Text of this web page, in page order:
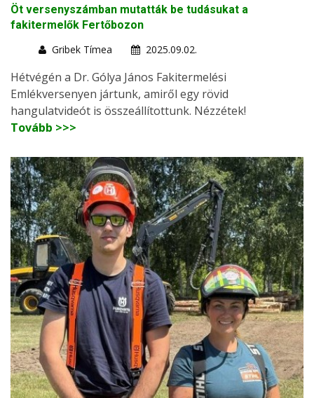
Öt versenyszámban mutatták be tudásukat a
fakitermelők Fertőbozon
Gribek Tímea
2025.09.02.
Hétvégén a Dr. Gólya János Fakitermelési
Emlékversenyen jártunk, amiről egy rövid
hangulatvideót is összeállítottunk. Nézzétek!
Tovább >>>